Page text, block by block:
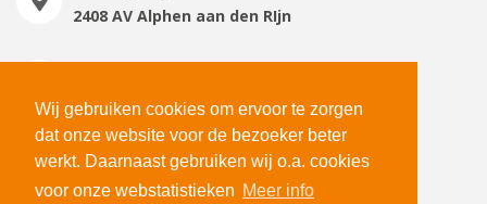
Wij gebruiken cookies om ervoor te zorgen
dat onze website voor de bezoeker beter
werkt. Daarnaast gebruiken wij o.a. cookies
voor onze webstatistieken Meer info
2408 AV Alphen aan den RIjn
verkoop@totaalwarmte.nl
Maandag t/m vrijdag
09:00 - 17:00